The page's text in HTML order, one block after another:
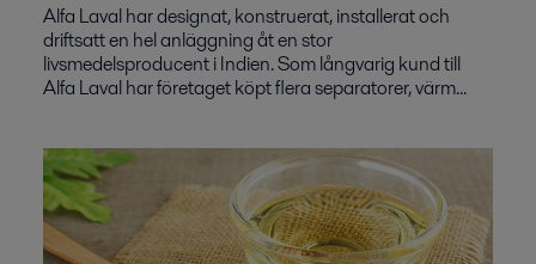
Alfa Laval har designat, konstruerat, installerat och
driftsatt en hel anläggning åt en stor
livsmedelsproducent i Indien. Som långvarig kund till
Alfa Laval har företaget köpt flera separatorer, värm...